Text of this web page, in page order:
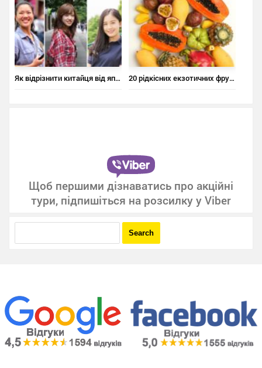
Як відрізнити китайця від японця, а японця – від корейця 20 рідкісних екзотичних фруктів, про які ви не чули
Щоб першими дізнаватись про акційні
тури, підпишіться на розсилку у Viber